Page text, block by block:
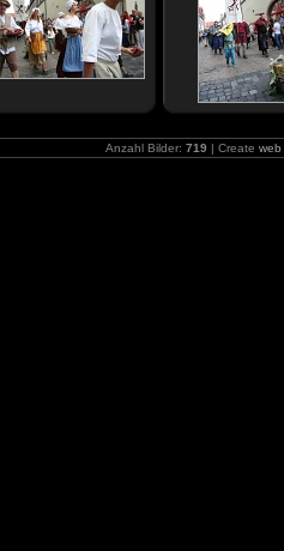
Anzahl Bilder: 719 | Create web